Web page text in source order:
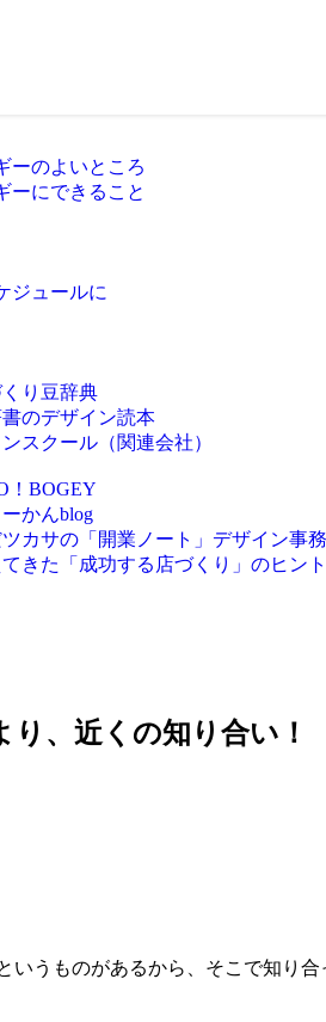
ーのよいところ
ーにできること
ジュールに
り豆辞典
のデザイン読本
スクール（関連会社）
！BOGEY
かんblog
カサの「開業ノート」 デザイン事
きた「成功する店づくり」のヒン
り、近くの知り合い！
うものがあるから、そこで知り